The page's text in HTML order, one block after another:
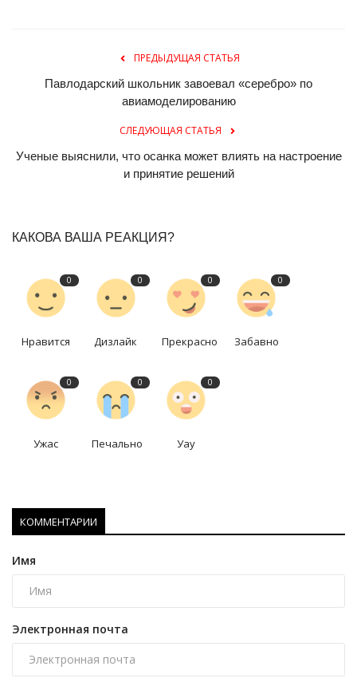
ПРЕДЫДУЩАЯ СТАТЬЯ
Павлодарский школьник завоевал «серебро» по
авиамоделированию
СЛЕДУЮЩАЯ СТАТЬЯ
Ученые выяснили, что осанка может влиять на настроение
и принятие решений
КАКОВА ВАША РЕАКЦИЯ?
0
Нравится
0
Дизлайк
0
Прекрасно
0
Забавно
0
Ужас
0
Печально
0
Уау
КОММЕНТАРИИ
Имя
Электронная почта